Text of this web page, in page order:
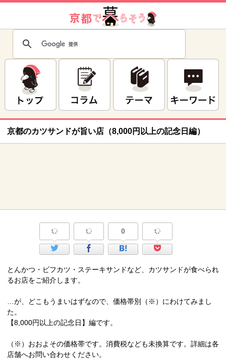
京都のカツサンドが旨い店（8,000円以上の記念日編）
0
とんかつ・ビフカツ・ステーキサンドなど、カツサンドが食べられ
るお店をご紹介します。
…が、どこもうまいはずなので、価格帯別（※）にわけてみまし
た。
【8,000円以上の記念日】編です。
（※）おおよその価格帯です。消費税なども未換算です。詳細は各
店舗へお問い合わせください。